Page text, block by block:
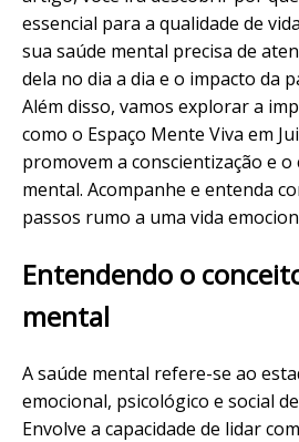
essencial para a qualidade de
sua saúde mental precisa de
dela no dia a dia e o impacto da
Além disso, vamos explorar a
como o Espaço Mente Viva em
promovem a conscientização e o
mental. Acompanhe e entenda
passos rumo a uma vida
Entendendo o
mental
A saúde mental refere-se ao
emocional, psicológico e social
Envolve a capacidade de lidar